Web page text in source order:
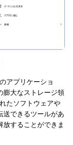
アプリケーショ
膨大なストレージ領
たソフトウェアや
送できるツールがあ
することができま